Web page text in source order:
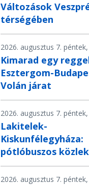
Változások
térségében
2026. augusztus 7.
Kimarad egy
Esztergom-
Volán járat
2026. augusztus 7.
Lakitelek-
Kiskunfélegyháza:
pótlóbuszos
2026. augusztus 7. péntek,